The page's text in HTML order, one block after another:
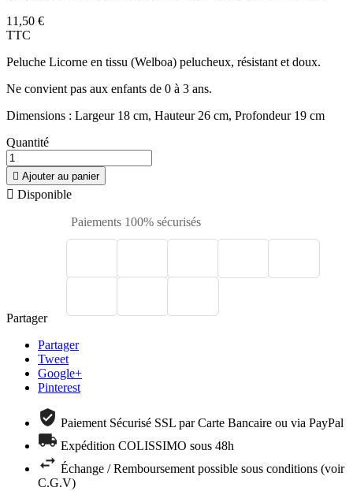
11,50 €
TTC
Peluche Licorne en tissu (Welboa) pelucheux, résistant et doux.
Ne convient pas aux enfants de 0 à 3 ans.
Dimensions : Largeur 18 cm, Hauteur 26 cm, Profondeur 19 cm
Quantité
 Ajouter au panier
 Disponible
Paiements 100% sécurisés
Partager
Partager
Tweet
Google+
Pinterest
Paiement Sécurisé SSL par Carte Bancaire ou via PayPal
Expédition COLISSIMO sous 48h
Échange / Remboursement possible sous conditions (voir
C.G.V)